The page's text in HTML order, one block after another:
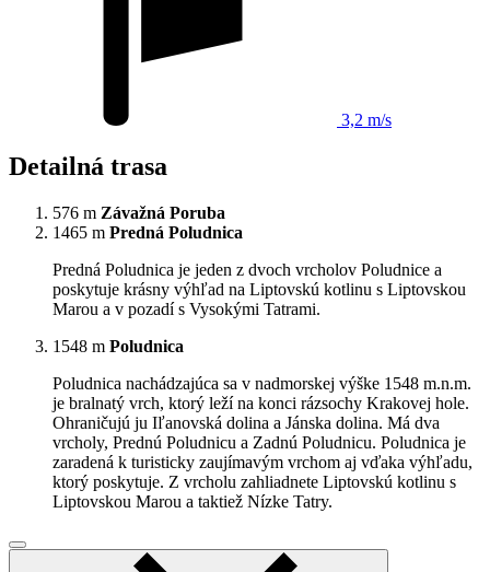
3,2 m/s
Detailná trasa
576 m Závažná Poruba
1465 m Predná Poludnica
Predná Poludnica je jeden z dvoch vrcholov Poludnice a
poskytuje krásny výhľad na Liptovskú kotlinu s Liptovskou
Marou a v pozadí s Vysokými Tatrami.
1548 m Poludnica
Poludnica nachádzajúca sa v nadmorskej výške 1548 m.n.m.
je bralnatý vrch, ktorý leží na konci rázsochy Krakovej hole.
Ohraničujú ju Iľanovská dolina a Jánska dolina. Má dva
vrcholy, Prednú Poludnicu a Zadnú Poludnicu. Poludnica je
zaradená k turisticky zaujímavým vrchom aj vďaka výhľadu,
ktorý poskytuje. Z vrcholu zahliadnete Liptovskú kotlinu s
Liptovskou Marou a taktiež Nízke Tatry.